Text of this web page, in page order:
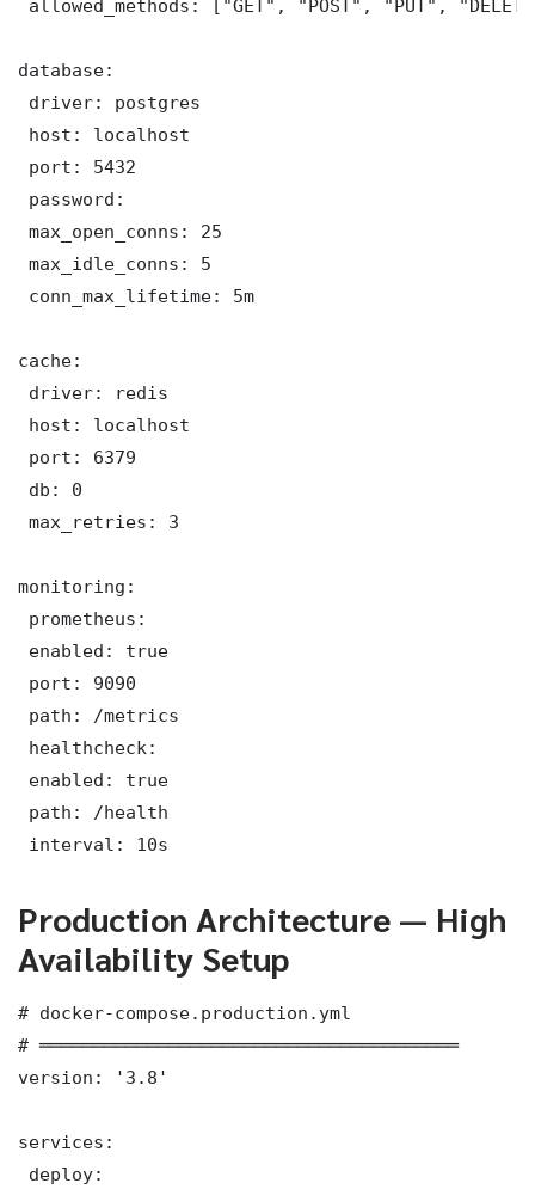
allowed_methods: ["GET", "POST", "PUT",
database:
driver: postgres
host: localhost
port: 5432
password:
max_open_conns: 25
max_idle_conns: 5
conn_max_lifetime: 5m
cache:
driver: redis
host: localhost
port: 6379
db: 0
max_retries: 3
monitoring:
prometheus:
enabled: true
port: 9090
path: /metrics
healthcheck:
enabled: true
path: /health
interval: 10s
Production Architecture — High
Availability Setup
# docker-compose.production.yml
# ═══════════════════════════════════════
version: '3.8'
services:
deploy: